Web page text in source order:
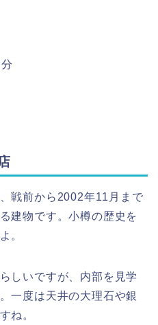
戦前から2002年11月まで
建物です。小樽の歴史を
。
しいですが、内部を見学
一度は天井の大理石や銀
ね。